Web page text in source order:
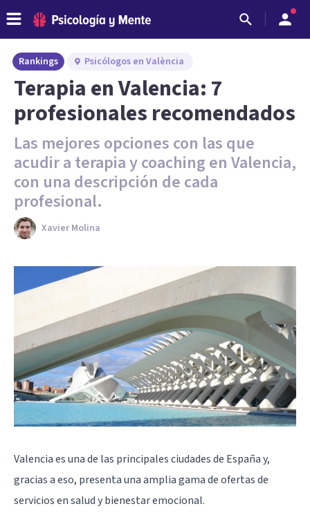
Rankings Psicólogos en València
Terapia en Valencia: 7
profesionales recomendados
Las mejores opciones con las que
acudir a terapia y coaching en Valencia,
con una descripción de cada
profesional.
Xavier Molina
Valencia es una de las principales ciudades de España y,
gracias a eso, presenta una amplia gama de ofertas de
servicios en salud y bienestar emocional.